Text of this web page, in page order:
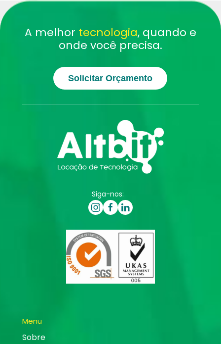
A melhor tecnologia, quando e
onde você precisa.
Solicitar Orçamento
Siga-nos:
Menu
Sobre